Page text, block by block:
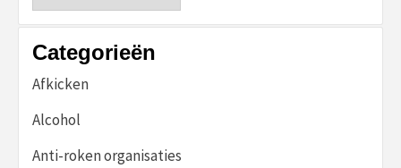
Categorieën
Afkicken
Alcohol
Anti-roken organisaties